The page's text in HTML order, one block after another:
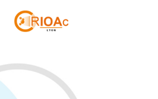
Panneau de gestion des cookies